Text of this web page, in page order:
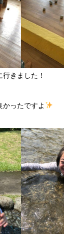
きました！
ったですよ